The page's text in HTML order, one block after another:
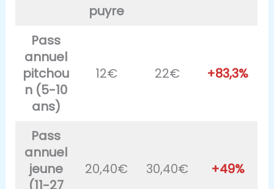
puyre
Pass
annuel
pitchou
n (5-10
ans)
12€ 22€ +83,3%
Pass
annuel
jeune
(11-27
20,40€ 30,40€ +49%